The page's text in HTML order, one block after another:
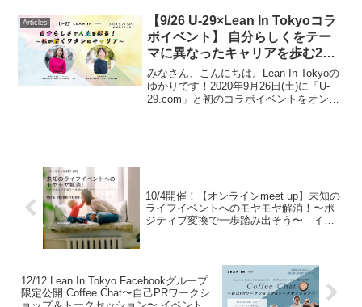
役員 藤原かおり氏、株式会社Selan代
表...
Articles
【9/26 U-29×Lean In Tokyoコラ
ボイベント】 自分らしくをテー
マに異なったキャリアを歩む2人
の意外な共通点とは
みなさん、こんにちは。Lean In Tokyoの
ゆかりです！2020年9月26日(土)に「U-
29.com」と初のコラボイベントをオンラ
10/4開催！【オンラインmeet up】未知の
ライフイベントへのモヤモヤ解消！〜ポ
ジティブ変換で一歩踏み出そう〜 イベ
12/12 Lean In Tokyo Facebookグループ
限定公開 Coffee Chat〜自己PRワークシ